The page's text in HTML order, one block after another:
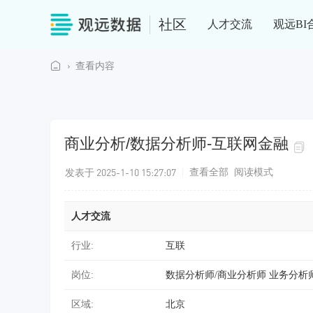
社区 人才交流 观远BI
› 查看内容
商业分析/数据分析师-互联网金融
发表于 2025-1-10 15:27:07 查看全部 阅读模式
人才交流
行业: 互联
岗位: 数据分析师/商业分析师 业务分析
区域: 北京